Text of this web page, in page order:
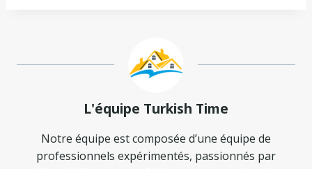
L'équipe Turkish Time
Notre équipe est composée d’une équipe de
professionnels expérimentés, passionnés par